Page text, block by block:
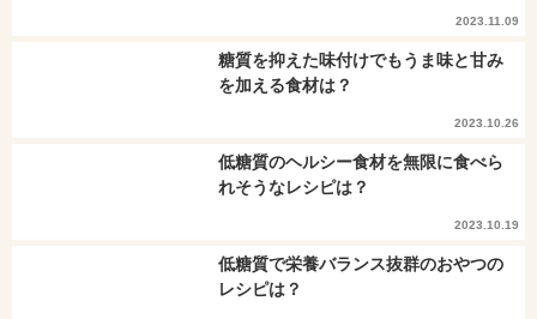
2023.11.09
糖質を抑えた味付けでもうま味と甘み
を加える食材は？
2023.10.26
低糖質のヘルシー食材を無限に食べら
れそうなレシピは？
2023.10.19
低糖質で栄養バランス抜群のおやつの
レシピは？